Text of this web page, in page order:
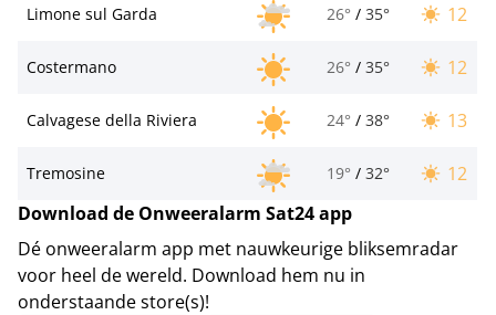
Limone sul Garda 26° / 35° 12
Costermano 26° / 35° 12
Calvagese della Riviera 24° / 38° 13
Tremosine 19° / 32°
12
Download de Onweeralarm Sat24 app
Dé onweeralarm app met nauwkeurige bliksemradar
voor heel de wereld. Download hem nu in
onderstaande store(s)!